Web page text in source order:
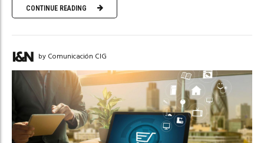
CONTINUE READING
by Comunicación CIG